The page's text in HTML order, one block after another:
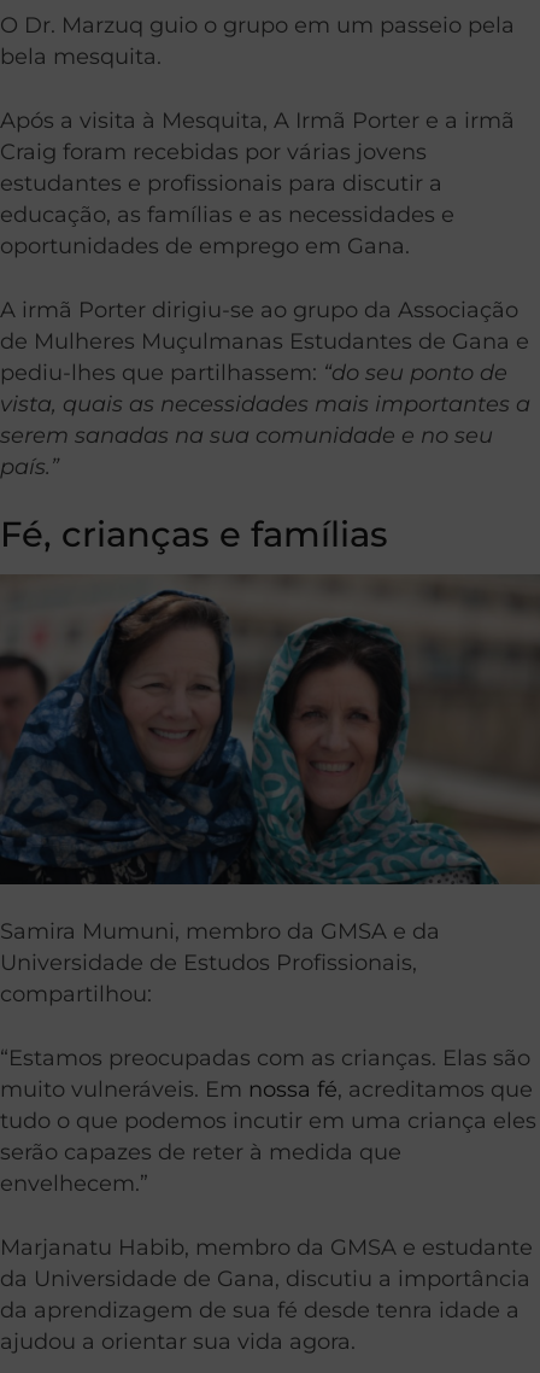
O Dr. Marzuq guio o grupo em um passeio pela
bela mesquita.
Após a visita à Mesquita, A Irmã Porter e a irmã
Craig foram recebidas por várias jovens
estudantes e profissionais para discutir a
educação, as famílias e as necessidades e
oportunidades de emprego em Gana.
A irmã Porter dirigiu-se ao grupo da Associação
de Mulheres Muçulmanas Estudantes de Gana e
pediu-lhes que partilhassem: “do seu ponto de
vista, quais as necessidades mais importantes a
serem sanadas na sua comunidade e no seu
país.”
Fé, crianças e famílias
Samira Mumuni, membro da GMSA e da
Universidade de Estudos Profissionais,
compartilhou:
“Estamos preocupadas com as crianças. Elas são
muito vulneráveis. Em nossa fé, acreditamos que
tudo o que podemos incutir em uma criança eles
serão capazes de reter à medida que
envelhecem.”
Marjanatu Habib, membro da GMSA e estudante
da Universidade de Gana, discutiu a importância
da aprendizagem de sua fé desde tenra idade a
ajudou a orientar sua vida agora.